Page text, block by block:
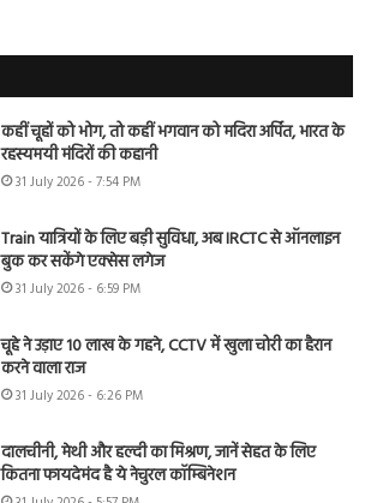
कहीं चूहों को भोग, तो कहीं भगवान को मदिरा अर्पित, भारत के
रहस्यमयी मंदिरों की कहानी
31 July 2026 - 7:54 PM
Train यात्रियों के लिए बड़ी सुविधा, अब IRCTC से ऑनलाइन
बुक कर सकेंगे एक्सेस लगेज
31 July 2026 - 6:59 PM
चूहे ने उड़ाए 10 लाख के गहने, CCTV में खुला चोरी का हैरान
करने वाला राज
31 July 2026 - 6:26 PM
दालचीनी, मेथी और हल्दी का मिश्रण, जानें सेहत के लिए
कितना फायदेमंद है ये नेचुरल कॉम्बिनेशन